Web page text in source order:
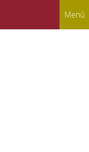
Menú